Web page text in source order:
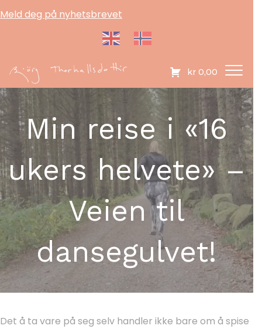
Meld deg på nyhetsbrevet
kr 0,00
Min reise i «16
ukers helvete» –
Veien til
dansegulvet!
Det å ta vare på seg selv handler ikke bare om å spise